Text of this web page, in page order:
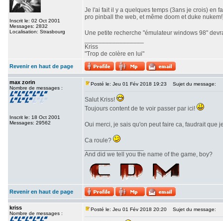
Inscrit le: 02 Oct 2001
Messages: 2832
Localisation: Strasbourg
Je l'ai fait il y a quelques temps (3ans je crois) en
pro pinball the web, et même doom et duke
Une petite recherche "émulateur windows 98"
Kriss
"Trop de colère en lui"
Revenir en haut de page
max zorin
Nombre de messages :
Inscrit le: 18 Oct 2001
Messages: 29562
Posté le: Jeu 01 Fév 2018 19:23 Sujet du message:
Salut Kriss!
Toujours content de te voir passer par ici!
Oui merci, je sais qu'on peut faire ca, faudrait
Ca roule?
And did we tell you the name of the game, boy?
Revenir en haut de page
kriss
Nombre de messages :
Posté le: Jeu 01 Fév 2018 20:20 Sujet du message: